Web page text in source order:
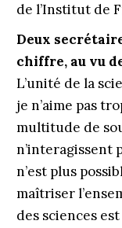
de l’Institut de
Deux
chiffre, au vu
L’unité de la
je n’aime pas
multitude de
n’interagissent
n’est plus
maîtriser
des sciences